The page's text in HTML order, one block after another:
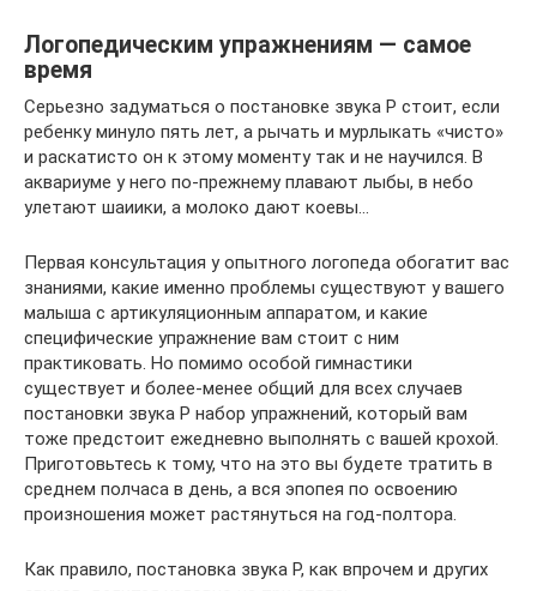
Логопедическим упражнениям — самое
время
Серьезно задуматься о постановке звука Р стоит, если
ребенку минуло пять лет, а рычать и мурлыкать «чисто»
и раскатисто он к этому моменту так и не научился. В
аквариуме у него по-прежнему плавают лыбы, в небо
улетают шаиики, а молоко дают коевы…
Первая консультация у опытного логопеда обогатит вас
знаниями, какие именно проблемы существуют у вашего
малыша с артикуляционным аппаратом, и какие
специфические упражнение вам стоит с ним
практиковать. Но помимо особой гимнастики
существует и более-менее общий для всех случаев
постановки звука Р набор упражнений, который вам
тоже предстоит ежедневно выполнять с вашей крохой.
Приготовьтесь к тому, что на это вы будете тратить в
среднем полчаса в день, а вся эпопея по освоению
произношения может растянуться на год-полтора.
Как правило, постановка звука Р, как впрочем и других